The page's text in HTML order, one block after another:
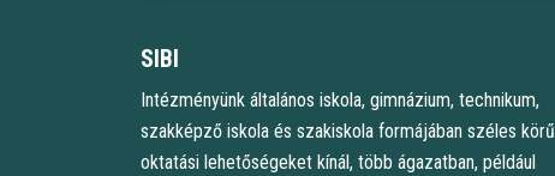
SIBI
Intézményünk általános iskola, gimnázium, technikum,
szakképző iskola és szakiskola formájában széles körű
oktatási lehetőségeket kínál, több ágazatban, például